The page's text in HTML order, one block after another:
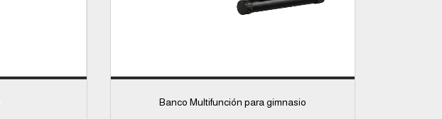
Banco Multifunción para gimnasio